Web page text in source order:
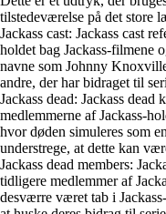
tilstedeværelse på det store
Jackass cast: Jackass cast
holdet bag Jackass-filmene
navne som Johnny
andre, der har bidraget til
Jackass dead: Jackass
medlemmerne af Jackass-
hvor døden simuleres som
understrege, at dette kan
Jackass dead members:
tidligere medlemmer af
desværre været tab i